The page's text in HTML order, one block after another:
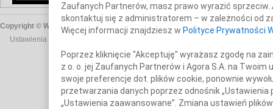
Copyright © Wyborcza sp. z o.o. O nas Staże u nas Reklama
Polityka
Ustawienia prywatności
Zaufanych Partnerów, masz prawo wyrazić
skontaktuj się z administratorem – w zależności od
Więcej informacji znajdziesz w Polityce Prywatności
Poprzez kliknięcie "Akceptuję" wyrażasz zgodę na
z o. o. jej Zaufanych Partnerów i Agora S.A. na
swoje preferencje dot. plików cookie, ponownie
przetwarzania danych poprzez odnośnik
„Ustawienia zaawansowane”. Zmiana ustawień